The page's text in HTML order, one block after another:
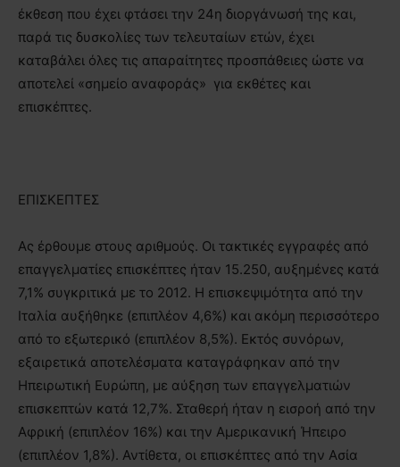
έκθεση που έχει φτάσει την 24η διοργάνωσή της και,
παρά τις δυσκολίες των τελευταίων ετών, έχει
καταβάλει όλες τις απαραίτητες προσπάθειες ώστε να
αποτελεί «σημείο αναφοράς» για εκθέτες και
επισκέπτες.
ΕΠΙΣΚΕΠΤΕΣ
Ας έρθουμε στους αριθμούς. Οι τακτικές εγγραφές από
επαγγελματίες επισκέπτες ήταν 15.250, αυξημένες κατά
7,1% συγκριτικά με το 2012. Η επισκεψιμότητα από την
Ιταλία αυξήθηκε (επιπλέον 4,6%) και ακόμη περισσότερο
από το εξωτερικό (επιπλέον 8,5%). Εκτός συνόρων,
εξαιρετικά αποτελέσματα καταγράφηκαν από την
Ηπειρωτική Ευρώπη, με αύξηση των επαγγελματιών
επισκεπτών κατά 12,7%. Σταθερή ήταν η εισροή από την
Αφρική (επιπλέον 16%) και την Αμερικανική Ήπειρο
(επιπλέον 1,8%). Αντίθετα, οι επισκέπτες από την Ασία